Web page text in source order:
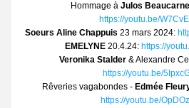
Hommage à Julos Beaucarne
https://youtu.be/
Soeurs Aline Chappuis 23 mars 2024:
EMELYNE 20.4.24: https://
Veronika Stalder
https://youtu.be/
Rêveries vagabondes - Edmée
https://youtu.be/